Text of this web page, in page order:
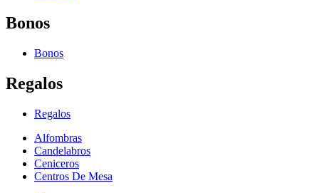
Bonos
Bonos
Regalos
Regalos
Alfombras
Candelabros
Ceniceros
Centros De Mesa